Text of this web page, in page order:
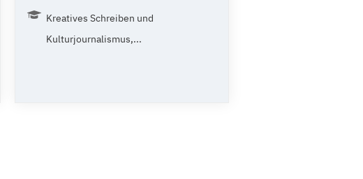
Kreatives Schreiben und
Kulturjournalismus,...